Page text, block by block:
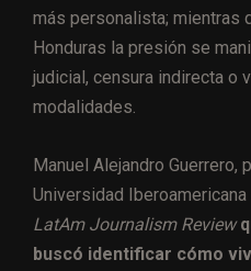
más personalista; mientras
Honduras la presión se
judicial, censura indirecta o
modalidades.
Manuel Alejandro
Universidad
LatAm Journalism Review
buscó identificar cómo